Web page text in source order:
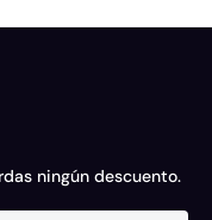
ningún descuento.